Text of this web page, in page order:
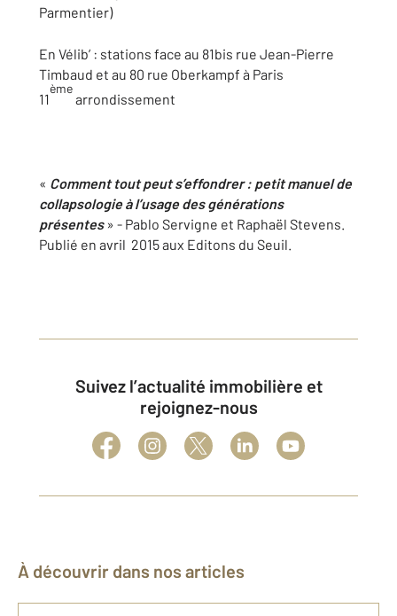
Parmentier)
En Vélib’ : stations face au 81bis rue Jean-Pierre
Timbaud et au 80 rue Oberkampf à Paris
11
ème
arrondissement
« Comment tout peut s’effondrer : petit manuel de
collapsologie à l’usage des générations
présentes» - Pablo Servigne et Raphaël Stevens.
Publié en avril 2015 aux Editons du Seuil.
Suivez l’actualité immobilière et
rejoignez-nous
À découvrir dans nos articles